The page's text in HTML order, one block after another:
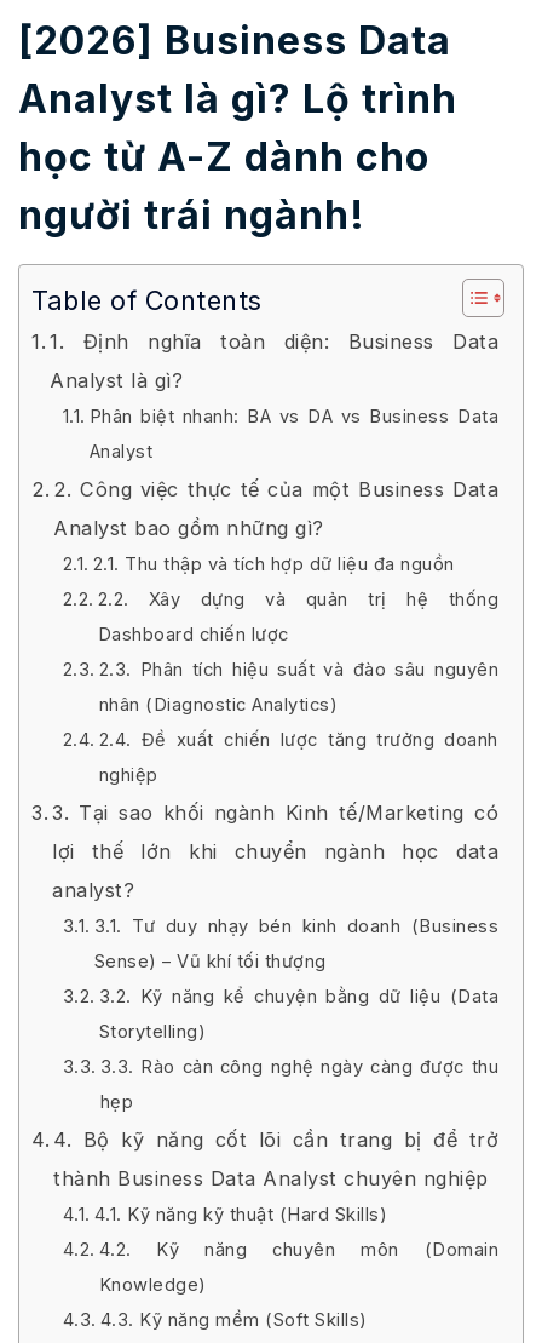
[2026] Business Data
Analyst là gì? Lộ trình
học từ A-Z dành cho
người trái ngành!
Table of Contents
1. Định nghĩa toàn diện: Business Data
Analyst là gì?
Phân biệt nhanh: BA vs DA vs Business Data
Analyst
2. Công việc thực tế của một Business Data
Analyst bao gồm những gì?
2.1. Thu thập và tích hợp dữ liệu đa nguồn
2.2. Xây dựng và quản trị hệ thống
Dashboard chiến lược
2.3. Phân tích hiệu suất và đào sâu nguyên
nhân (Diagnostic Analytics)
2.4. Đề xuất chiến lược tăng trưởng doanh
nghiệp
3. Tại sao khối ngành Kinh tế/Marketing có
lợi thế lớn khi chuyển ngành học data
analyst?
3.1. Tư duy nhạy bén kinh doanh (Business
Sense) – Vũ khí tối thượng
3.2. Kỹ năng kể chuyện bằng dữ liệu (Data
Storytelling)
3.3. Rào cản công nghệ ngày càng được thu
hẹp
4. Bộ kỹ năng cốt lõi cần trang bị để trở
thành Business Data Analyst chuyên nghiệp
4.1. Kỹ năng kỹ thuật (Hard Skills)
4.2. Kỹ năng chuyên môn (Domain
Knowledge)
4.3. Kỹ năng mềm (Soft Skills)